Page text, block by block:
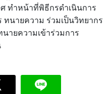
ทำหน้าที่พิธีกรดำเนินการ
ทนายความ ร่วมเป็นวิทยากร
ายความเข้าร่วมการ